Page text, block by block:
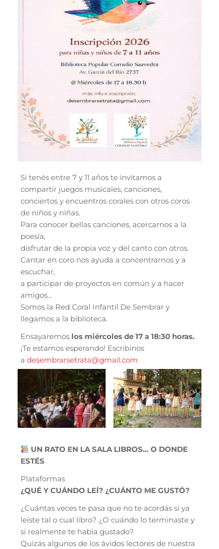
Si tenés entre 7 y 11 años te invitamos a
compartir juegos musicales, canciones,
conciertos y encuentros corales con otros coros
de niños y niñas.
Para conocer bellas canciones, acercarnos a la
poesía,
disfrutar de la propia voz y del canto con otros.
Cantar en coro nos ayuda a concentrarnos y a
escuchar,
a participar de proyectos en común y a hacer
amigos…
Somos la Red Coral Infantil De Sembrar y
llegamos a la biblioteca.
Ensayaremos los miércoles de 17 a 18:30 horas.
¡Te estamos esperando! Escribinos
a desembrarsetrata@gmail.com
UN RATO EN LA SALA LIBROS… O DONDE
ESTÉS
Plataformas
¿QUÉ Y CUÁNDO LEÍ? ¿CUÁNTO ME GUSTÓ?
¿Cuántas veces te pasa que no te acordás si ya
leíste tal o cual libro? ¿O cuándo lo terminaste y
si realmente te había gustado?
Quizás algunos de los ávidos lectores de nuestra